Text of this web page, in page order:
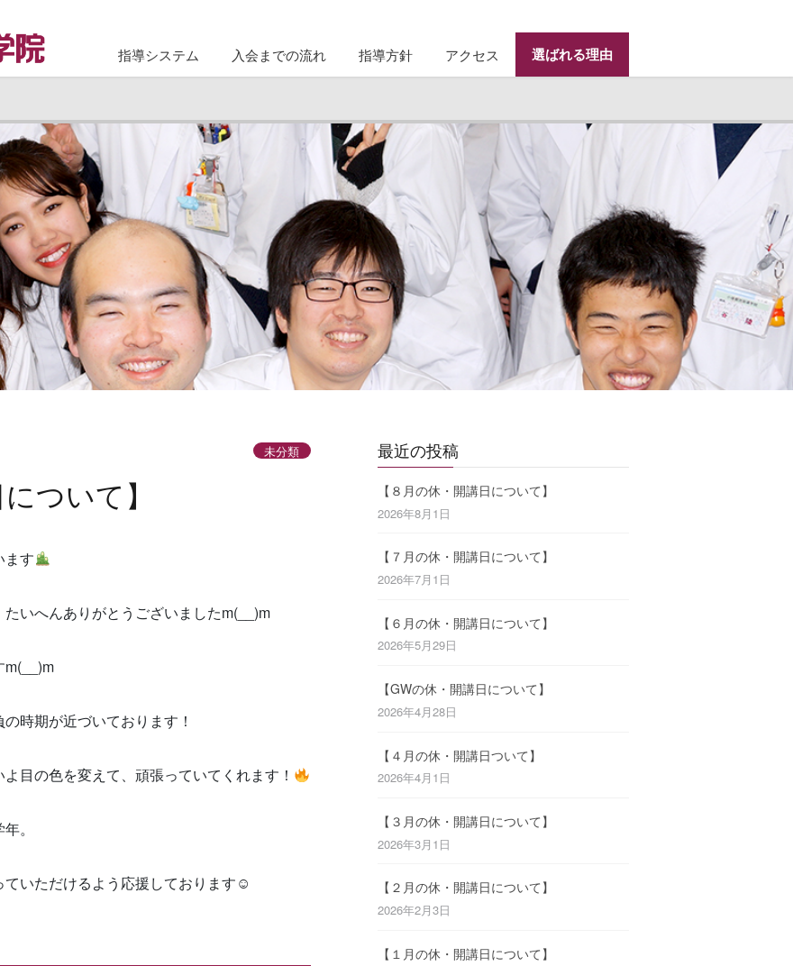
指導システム 入会までの流れ 指導方針 アクセス 選ばれる理由
未分類
ついて】
ます
いへんありがとうございましたm(__)m
m(__)m
時期が近づいております！
目の色を変えて、頑張っていてくれます！
。
いただけるよう応援しております☺
最近の投稿
【８月の休・開講日について】
2026年8月1日
【７月の休・開講日について】
2026年7月1日
【６月の休・開講日について】
2026年5月29日
【GWの休・開講日について】
2026年4月28日
【４月の休・開講日ついて】
2026年4月1日
【３月の休・開講日について】
2026年3月1日
【２月の休・開講日について】
2026年2月3日
【１月の休・開講日について】